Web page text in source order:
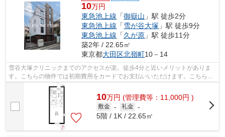
10万円
東急池上線 「御嶽山 」駅 徒歩2分
東急池上線 「雪が谷大塚 」駅 徒歩9分
東急池上線 「久が原 」駅 徒歩11分
築2年 / 22.65㎡
東京都大田区北嶺町10－14
雪谷大塚クリニックまでのアクセスが楽。徒歩4分と近いメリットがありま
す。こちらの物件では初期費用をカードでお支払いいただけます。こちらは
マンションタイプになります。デザイナ...
10万円 (管理費等：11,000円 )
敷金 - 礼金 -
5階 / 1K / 22.65㎡